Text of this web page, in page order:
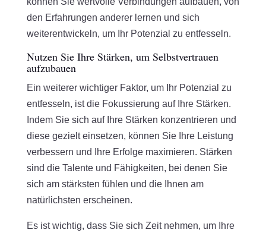
den Erfahrungen anderer lernen und sich
weiterentwickeln, um Ihr Potenzial zu entfesseln.
Nutzen Sie Ihre Stärken, um Selbstvertrauen
aufzubauen
Ein weiterer wichtiger Faktor, um Ihr Potenzial zu
entfesseln, ist die Fokussierung auf Ihre Stärken.
Indem Sie sich auf Ihre Stärken konzentrieren und
diese gezielt einsetzen, können Sie Ihre Leistung
verbessern und Ihre Erfolge maximieren. Stärken
sind die Talente und Fähigkeiten, bei denen Sie
sich am stärksten fühlen und die Ihnen am
natürlichsten erscheinen.
Es ist wichtig, dass Sie sich Zeit nehmen, um Ihre